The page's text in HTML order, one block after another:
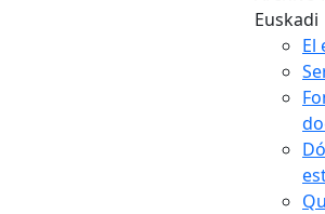
Euskadi
El